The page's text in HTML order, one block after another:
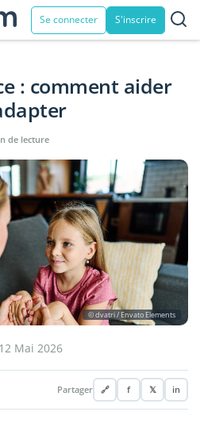
Se connecter S'inscrire
: comment aider
de lecture
© dvatri / Envato Elements
Mai 2026
Partager 🔗 f 𝕏 in